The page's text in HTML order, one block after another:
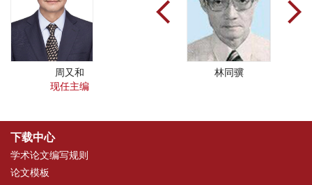
周又和
现任主编
林同骥
下载中心
学术论文编写规则
论文模板